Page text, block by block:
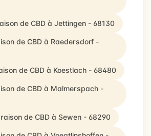
de CBD à Jettingen - 68130
de CBD à Raedersdorf -
de CBD à Koestlach - 68480
de CBD à Malmerspach -
de CBD à Sewen - 68290